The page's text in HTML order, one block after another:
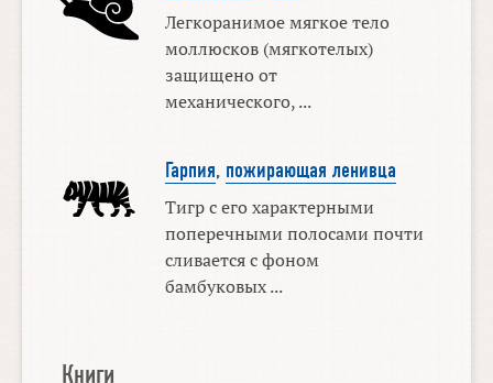
Легкоранимое мягкое тело
моллюсков (мягкотелых)
защищено от
механического, ...
Гарпия, пожирающая ленивца
Тигр с его характерными
поперечными полосами почти
сливается с фоном
бамбуковых ...
Книги